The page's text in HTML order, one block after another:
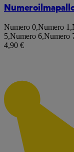
Numero 0,Numero 1 ,
5,Numero 6,Numero
4,90 €